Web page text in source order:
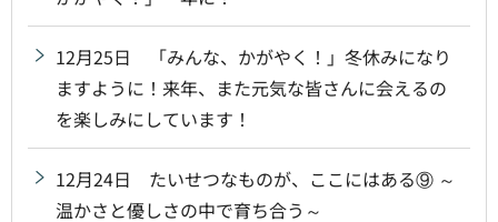
12月25日 「みんな、かがやく！」冬休みになり
ますように！来年、また元気な皆さんに会えるの
を楽しみにしています！
12月24日 たいせつなものが、ここにはある⑨ ～
温かさと優しさの中で育ち合う～